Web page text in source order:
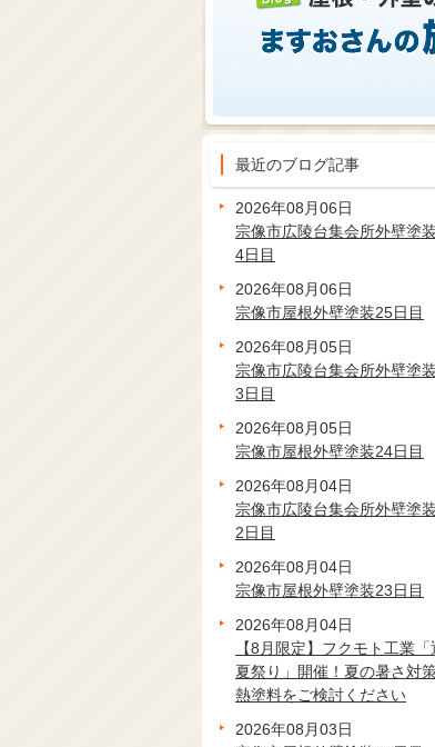
最近のブログ記事
2026年08月06日
宗像市広陵台集会所外壁塗
4日目
2026年08月06日
宗像市屋根外壁塗装25日目
2026年08月05日
宗像市広陵台集会所外壁塗
3日目
2026年08月05日
宗像市屋根外壁塗装24日目
2026年08月04日
宗像市広陵台集会所外壁塗
2日目
2026年08月04日
宗像市屋根外壁塗装23日目
2026年08月04日
【8月限定】フクモト工業「
夏祭り」開催！夏の暑さ対
熱塗料をご検討ください
2026年08月03日